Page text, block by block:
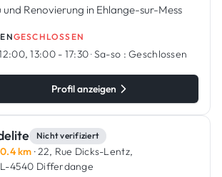
und Renovierung in Ehlange-sur-Mess
GESCHLOSSEN
13:00 - 17:30·Sa-so : Geschlossen
Profil anzeigen
Nicht verifiziert
0.4 km · 22, Rue Dicks-Lentz,
L-4540 Differdange